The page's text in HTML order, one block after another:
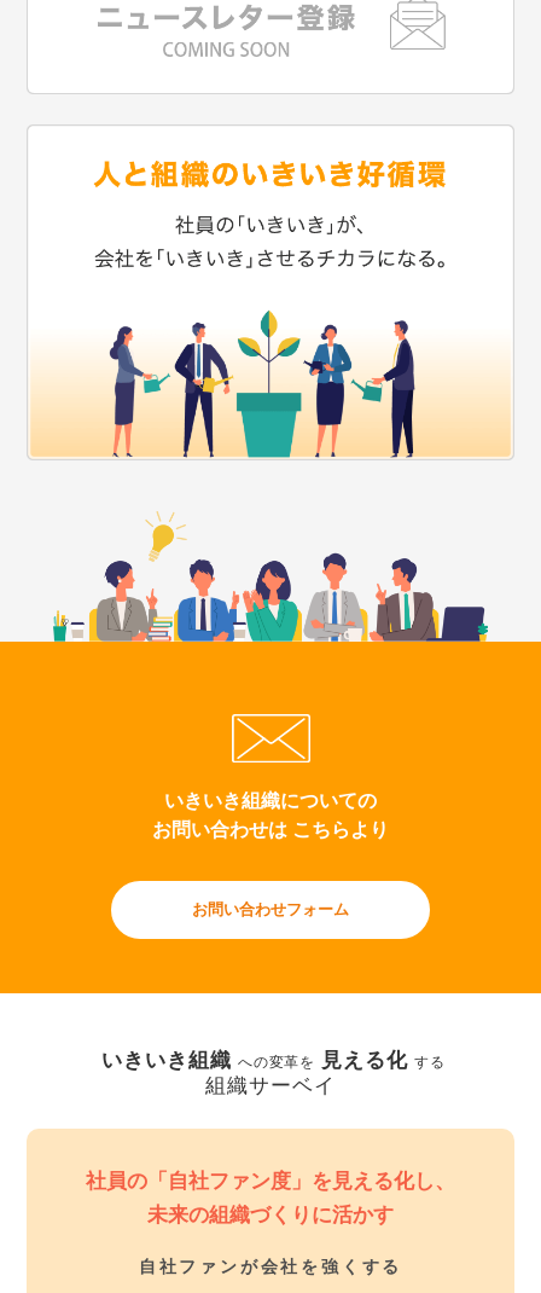
いきいき組織についての
お問い合わせは こちらより
お問い合わせフォーム
いきいき組織 への変革を 見える化 する
組織サーベイ
社員の「自社ファン度」を見える化し、
未来の組織づくりに活かす
自社ファンが会社を強くする